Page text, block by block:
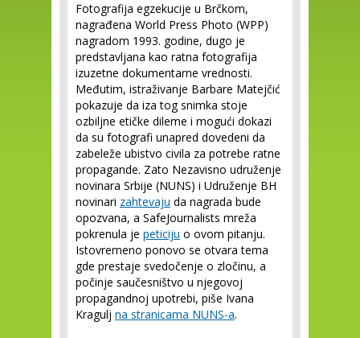
Fotografija egzekucije u Brčkom,
nagrađena World Press Photo (WPP)
nagradom 1993. godine, dugo je
predstavljana kao ratna fotografija
izuzetne dokumentarne vrednosti.
Međutim, istraživanje Barbare Matejčić
pokazuje da iza tog snimka stoje
ozbiljne etičke dileme i mogući dokazi
da su fotografi unapred dovedeni da
zabeleže ubistvo civila za potrebe ratne
propagande. Zato Nezavisno udruženje
novinara Srbije (NUNS) i Udruženje BH
novinari zahtevaju da nagrada bude
opozvana, a SafeJournalists mreža
pokrenula je peticiju o ovom pitanju.
Istovremeno ponovo se otvara tema
gde prestaje svedočenje o zločinu, a
počinje saučesništvo u njegovoj
propagandnoj upotrebi, piše Ivana
Kragulj na stranicama NUNS-a.